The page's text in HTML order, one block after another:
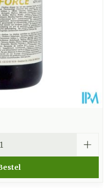
- 25°C)